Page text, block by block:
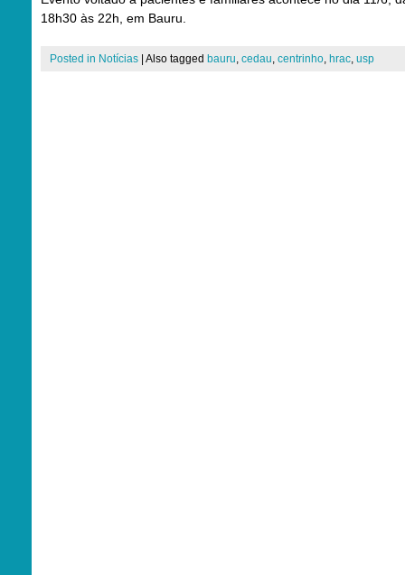
18h30 às 22h, em Bauru.
Posted in Notícias Also tagged bauru, cedau, centrinho, hrac, usp